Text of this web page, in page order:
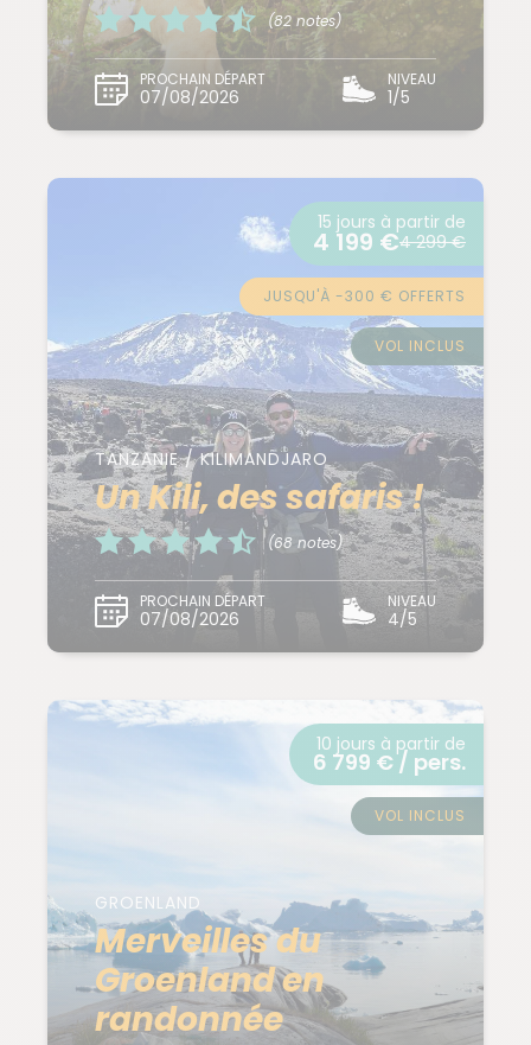
(82 notes)
PROCHAIN DÉPART
07/08/2026
NIVEAU
1/5
TANZANIE / KILIMANDJARO
Un Kili, des safaris !
(68 notes)
PROCHAIN DÉPART
07/08/2026
NIVEAU
4/5
15 jours à partir de
4 199 €4 299 €
JUSQU'À -300 € OFFERTS
VOL INCLUS
GROENLAND
Merveilles du
Groenland en
randonnée
10 jours à partir de
6 799 € / pers.
VOL INCLUS